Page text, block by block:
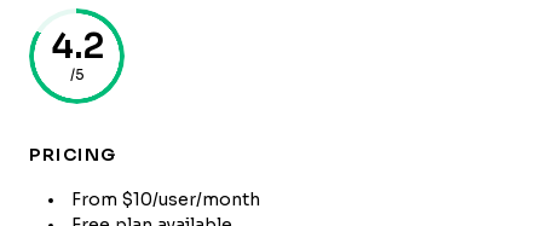
4.2
/5
PRICING
From $10/user/month